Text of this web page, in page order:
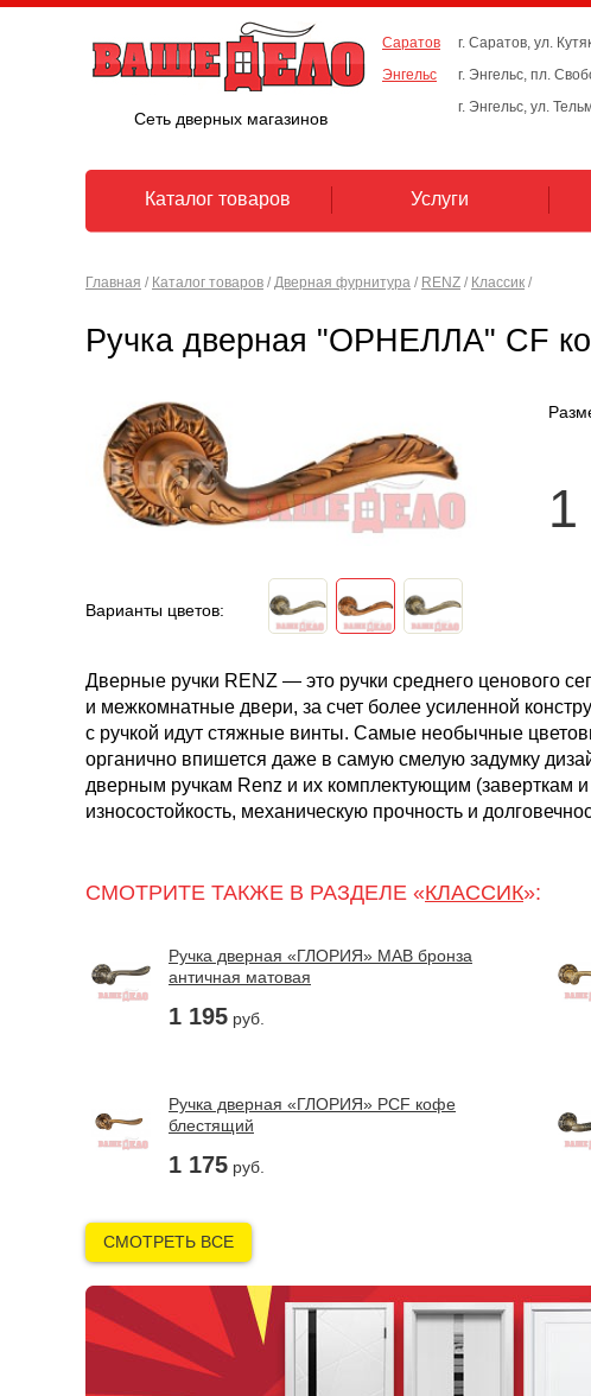
Главная / Каталог товаров / Дверная фурнитура / RENZ / Классик /
Ручка дверная "ОРНЕЛЛА" CF
Варианты цветов:
Дверные ручки RENZ — это ручки среднего ценового
и межкомнатные двери, за счет более усиленной
с ручкой идут стяжные винты. Самые необычные
органично впишется даже в самую смелую задумку
дверным ручкам Renz и их комплектующим (заверткам
износостойкость, механическую прочность и
СМОТРИТЕ ТАКЖЕ В РАЗДЕЛЕ «КЛАССИК»:
Ручка дверная «ГЛОРИЯ» MAB бронза
античная матовая
1 195 руб.
Ручка дверная «ГЛОРИЯ» PCF кофе
блестящий
1 175 руб.
СМОТРЕТЬ ВСЕ
Сеть дверных магазинов
Саратов
Энгельс
г. Саратов, ул.
г. Энгельс, пл.
г. Энгельс, ул.
Каталог товаров Услуги